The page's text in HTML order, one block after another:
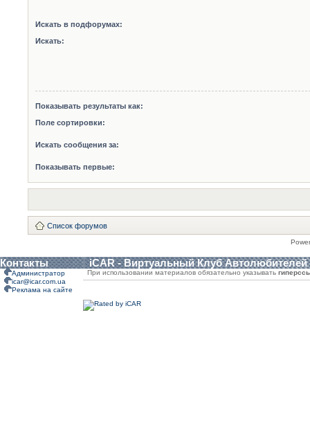
Искать в подфорумах:
Искать:
Показывать результаты как:
Поле сортировки:
Искать сообщения за:
Показывать первые:
Список форумов
Контакты iCAR - Виртуальный Клуб Автолюбителей
Администратор
icar@icar.com.ua
Реклама на сайте
При использовании материалов обязательно указывать